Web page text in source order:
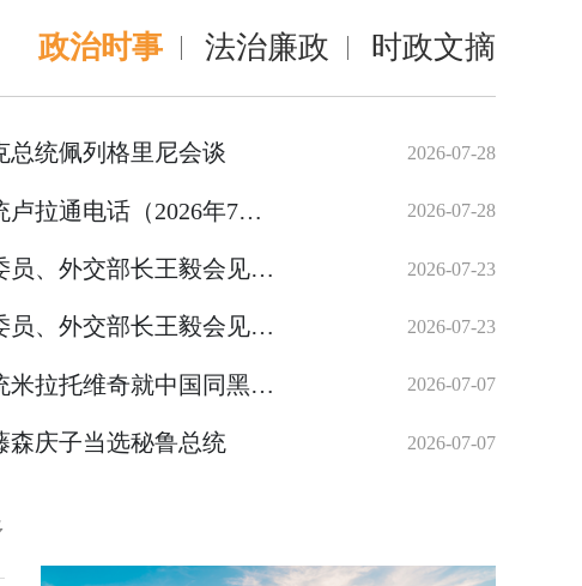
书记曾用12个字阐释精髓
政治时事 法治廉政 时政文摘
总统佩列格里尼会谈 2026-07-28
习近平同巴西总统卢拉通电话（2026年7月27日） 2026-07-28
中共中央政治局委员、外交部长王毅会见美国务卿鲁比奥：就近期美方一系列消极言行阐明中方严正立场，要求美方尊重中国的核心利益 2026-07-23
中共中央政治局委员、外交部长王毅会见英国外交大臣：希望英方为在英中国企业提供公平、公正、非歧视的营商环境，避免将经贸问题泛安全化 2026-07-23
习近平同黑山总统米拉托维奇就中国同黑山建交20周年互致贺电 2026-07-07
森庆子当选秘鲁总统 2026-07-07